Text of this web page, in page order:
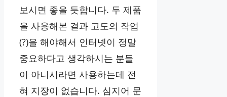
보시면 좋을 듯합니다. 두 제품
을 사용해본 결과 고도의 작업
(?)을 해야해서 인터넷이 정말
중요하다고 생각하시는 분들
이 아니시라면 사용하는데 전
혀 지장이 없습니다. 심지어 문